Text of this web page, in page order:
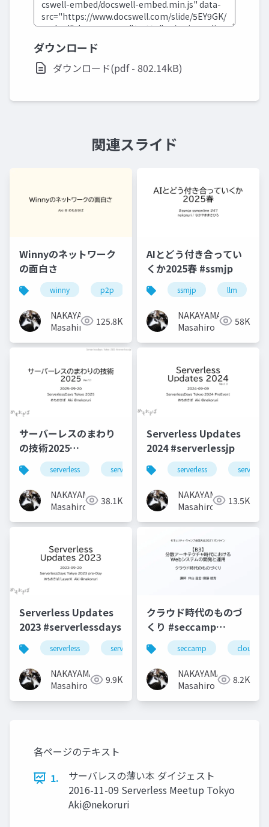
ダウンロード
ダウンロード(pdf - 802.14kB)
関連スライド
Winnyのネットワーク
の面白さ
winny p2p
NAKAYAMA
Masahiro
125.8K
AIとどう付き合ってい
くか2025春 #ssmjp
ssmjp llm
NAKAYAMA
Masahiro
58K
サーバーレスのまわり
の技術2025
#serverlessjp
serverless serverlessjp
NAKAYAMA
Masahiro
38.1K
Serverless Updates
2024 #serverlessjp
serverless
NAKAYAMA
Masahiro
13.5K
Serverless Updates
2023 #serverlessdays
serverless serverlessdays
NAKAYAMA
Masahiro
9.9K
クラウド時代のものづ
くり #seccamp
#seccamp2021b3
seccamp cloud
NAKAYAMA
Masahiro
8.2K
各ページのテキスト
1.
サーバレスの薄い本 ダイジェスト
2016-11-09 Serverless Meetup Tokyo
Aki@nekoruri